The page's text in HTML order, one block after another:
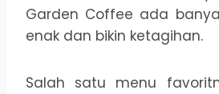
Garden Coffee ada
enak dan bikin ketagihan.
Salah satu menu